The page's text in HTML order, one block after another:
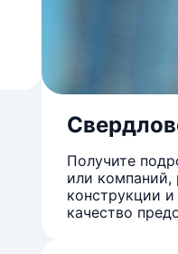
Получите
или компаний,
конструкции
качество